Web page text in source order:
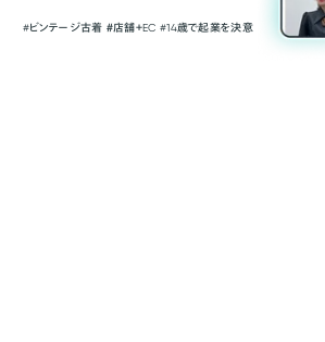
#ビンテージ古着 ＃店舗＋EC #14歳で起業を決意